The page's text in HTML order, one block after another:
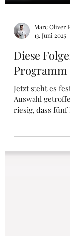
Marc Oliver
13. Juni 2025
Diese
Programm
Jetzt steht es
riesig, dass fünf